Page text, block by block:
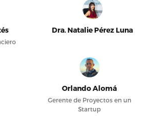
Dra. Natalie Pérez Luna
Orlando Alomá
Gerente de Proyectos en un
Startup